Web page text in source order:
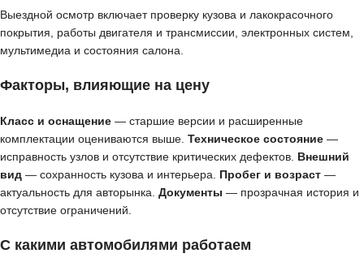
Выездной осмотр включает проверку кузова и лакокрасочного
покрытия, работы двигателя и трансмиссии, электронных систем,
мультимедиа и состояния салона.
Факторы, влияющие на цену
Класс и оснащение — старшие версии и расширенные
комплектации оцениваются выше. Техническое состояние —
исправность узлов и отсутствие критических дефектов. Внешний
вид — сохранность кузова и интерьера. Пробег и возраст —
актуальность для авторынка. Документы — прозрачная история и
отсутствие ограничений.
С какими автомобилями работаем